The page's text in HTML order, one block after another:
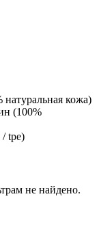
кожа)
(100%
/ tpe)
не найдено.